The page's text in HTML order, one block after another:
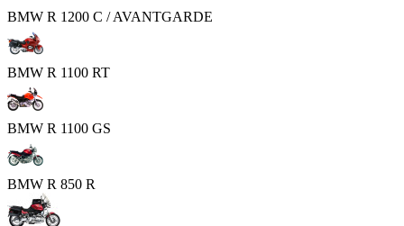
BMW R 1200 C / AVANTGARDE
BMW R 1100 RT
BMW R 1100 GS
BMW R 850 R